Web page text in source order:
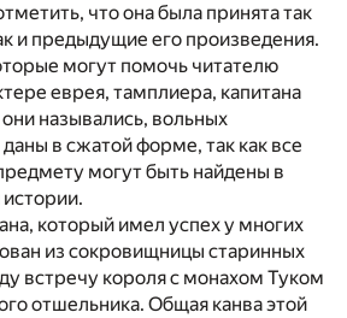
что она была принята так
и предыдущие его произведения.
могут помочь читателю
еврея, тамплиера, капитана
назывались, вольных
в сжатой форме, так как все
могут быть найдены в
который имел успех у многих
из сокровищницы старинных
встречу короля с монахом Туком
отшельника. Общая канва этой